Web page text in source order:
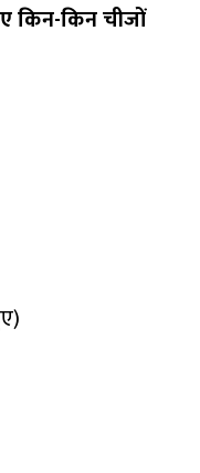
किन-किन चीजों